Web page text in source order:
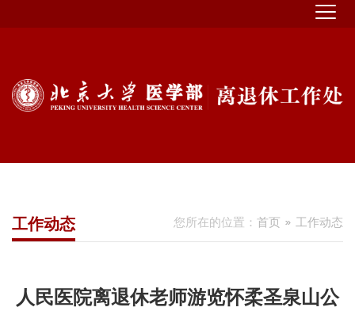
您所在的位置： 首页 工作动态
工作动态
人民医院离退休老师游览怀柔圣泉山公